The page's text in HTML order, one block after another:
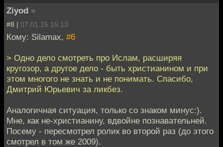
Ziyod »
#8 | 07.01.15 15:13
Кому: Silamax, #6
> Одно дело смотреть про Ислам, расширяя
кругозор, а другое дело - быть христианином и при
этом многого не знать и не понимать. Спасибо,
Дмитрий Юрьевич за ликбез.
Аналогичная ситуация, только со знаком минус:).
Мне, как не-христианину, вдвойне познавательней.
Посему - пересмотрел ролик во второй раз (до этого
смотрел в том же 2009).